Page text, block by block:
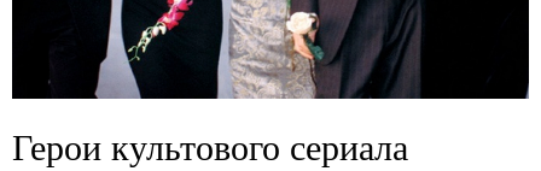
Герои культового сериала